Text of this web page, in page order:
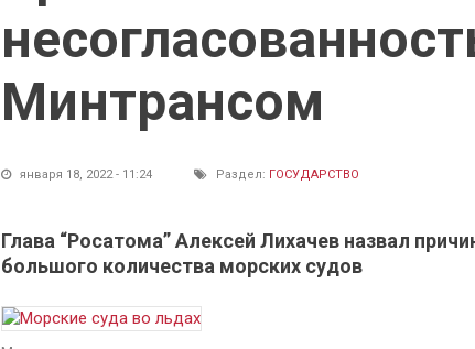
Минтрансом
января 18, 2022 - 11:24 Раздел: ГОСУДАРСТВО
Глава “Росатома” Алексей Лихачев назвал
большого количества морских судов